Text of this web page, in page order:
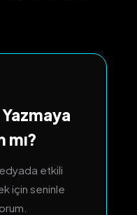
mı?
etkili
için seninle